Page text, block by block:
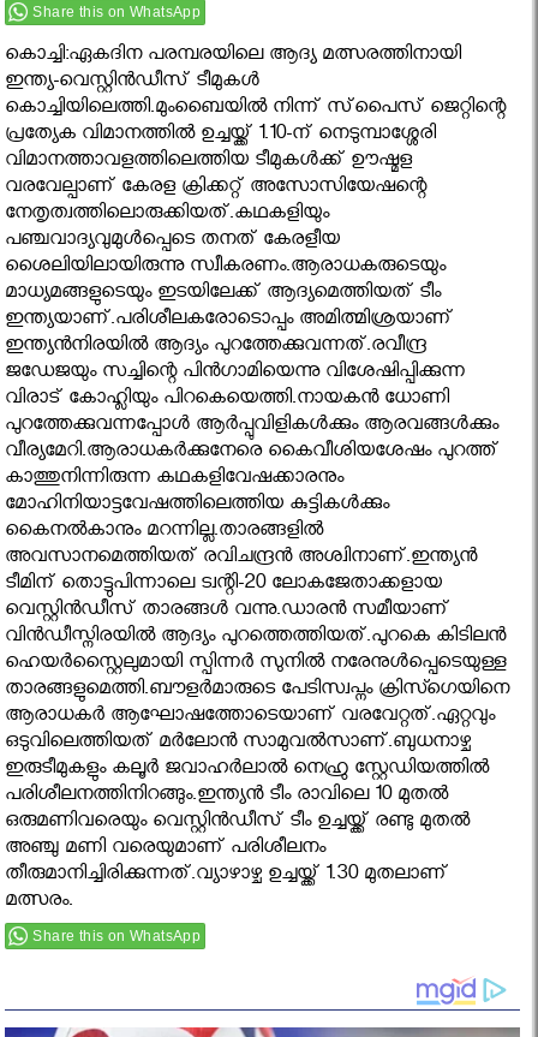
Share this on WhatsApp
കൊച്ചി:ഏകദിന പരമ്പരയിലെ ആദ്യ മത്സരത്തിനായി
ഇന്ത്യ-വെസ്റ്റിന്‍ഡീസ് ടീമുകള്‍
കൊച്ചിയിലെത്തി.മുംബൈയില്‍ നിന്ന് സ്‌പൈസ് ജെറ്റിന്റെ
പ്രത്യേക വിമാനത്തില്‍ ഉച്ചയ്ക്ക് 1.10-ന് നെടുമ്പാശ്ശേരി
വിമാനത്താവളത്തിലെത്തിയ ടീമുകള്‍ക്ക് ഊഷ്മള
വരവേല്പാണ് കേരള ക്രിക്കറ്റ് അസോസിയേഷന്റെ
നേതൃത്വത്തിലൊരുക്കിയത്.കഥകളിയും
പഞ്ചവാദ്യവുമുള്‍പ്പെടെ തനത് കേരളീയ
ശൈലിയിലായിരുന്നു സ്വീകരണം.ആരാധകരുടെയും
മാധ്യമങ്ങളുടെയും ഇടയിലേക്ക് ആദ്യമെത്തിയത് ടീം
ഇന്ത്യയാണ്.പരിശീലകരോടൊപ്പം അമിത്മിശ്രയാണ്
ഇന്ത്യന്‍നിരയില്‍ ആദ്യം പുറത്തേക്കുവന്നത്.രവീന്ദ്ര
ജഡേജയും സച്ചിന്റെ പിന്‍ഗാമിയെന്നു വിശേഷിപ്പിക്കുന്ന
വിരാട് കോഹ്ലിയും പിറകെയെത്തി.നായകന്‍ ധോണി
പുറത്തേക്കുവന്നപ്പോള്‍ ആര്‍പ്പുവിളികള്‍ക്കും ആരവങ്ങള്‍ക്കും
വീര്യമേറി.ആരാധകര്‍ക്കുനേരെ കൈവീശിയശേഷം പുറത്ത്
കാത്തുനിന്നിരുന്ന കഥകളിവേഷക്കാരനും
മോഹിനിയാട്ടവേഷത്തിലെത്തിയ കുട്ടികള്‍ക്കും
കൈനല്‍കാനും മറന്നില്ല.താരങ്ങളില്‍
അവസാനമെത്തിയത് രവിചന്ദ്രന്‍ അശ്വിനാണ്.ഇന്ത്യന്‍
ടീമിന് തൊട്ടുപിന്നാലെ ട്വന്റി-20 ലോകജേതാക്കളായ
വെസ്റ്റിന്‍ഡീസ് താരങ്ങള്‍ വന്നു.ഡാരന്‍ സമീയാണ്
വിന്‍ഡീസ്നിരയില്‍ ആദ്യം പുറത്തെത്തിയത്.പുറകെ കിടിലന്‍
ഹെയര്‍സ്റ്റൈലുമായി സ്പിന്നര്‍ സുനില്‍ നരേനുള്‍പ്പെടെയുള്ള
താരങ്ങളുമെത്തി.ബൗളര്‍മാരുടെ പേടിസ്വപ്നം ക്രിസ്ഗെയിനെ
ആരാധകര്‍ ആഘോഷത്തോടെയാണ് വരവേറ്റത്.ഏറ്റവും
ഒടുവിലെത്തിയത് മര്‍ലോന്‍ സാമുവല്‍സാണ്.ബുധനാഴ്ച
ഇരുടീമുകളും കലൂര്‍ ജവാഹര്‍ലാല്‍ നെഹ്രു സ്റ്റേഡിയത്തില്‍
പരിശീലനത്തിനിറങ്ങും.ഇന്ത്യന്‍ ടീം രാവിലെ 10 മുതല്‍
ഒരുമണിവരെയും വെസ്റ്റിന്‍ഡീസ് ടീം ഉച്ചയ്ക്ക് രണ്ടു മുതല്‍
അഞ്ചു മണി വരെയുമാണ് പരിശീലനം
തീരുമാനിച്ചിരിക്കുന്നത്.വ്യാഴാഴ്ച ഉച്ചയ്ക്ക് 1.30 മുതലാണ്
മത്സരം.
Share this on WhatsApp